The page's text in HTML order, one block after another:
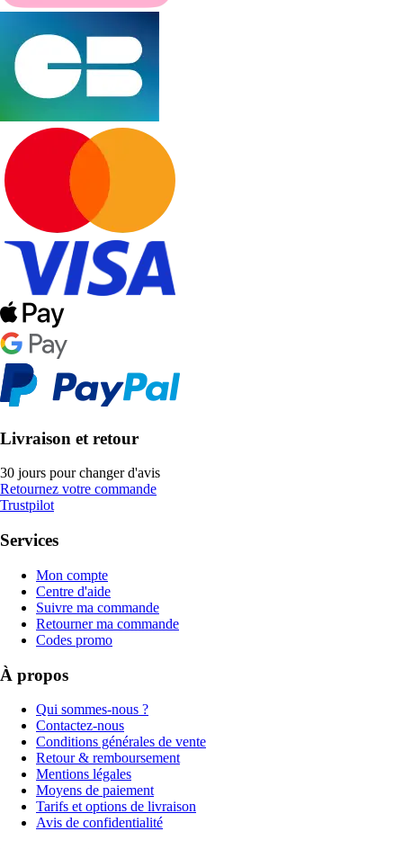
Livraison et retour
30 jours pour changer d'avis
Retournez votre commande
Trustpilot
Services
Mon compte
Centre d'aide
Suivre ma commande
Retourner ma commande
Codes promo
À propos
Qui sommes-nous ?
Contactez-nous
Conditions générales de vente
Retour & remboursement
Mentions légales
Moyens de paiement
Tarifs et options de livraison
Avis de confidentialité